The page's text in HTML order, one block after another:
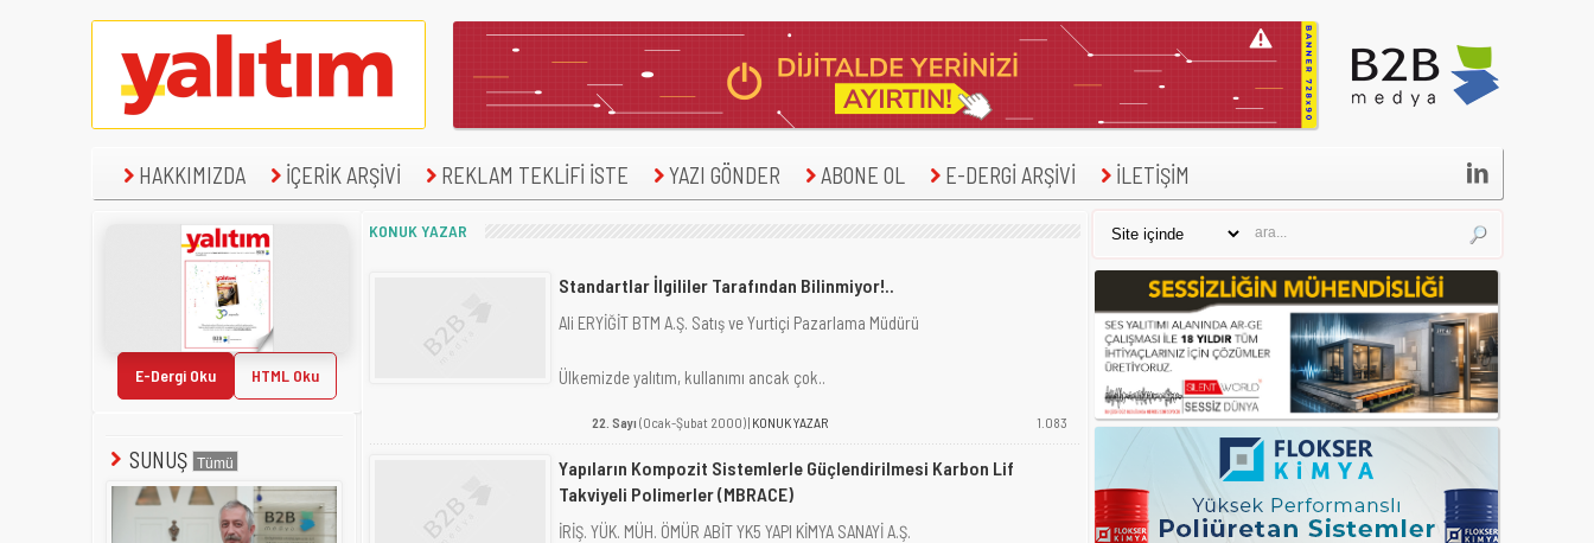
HAKKIMIZDA İÇERİK ARŞİVİ REKLAM TEKLİFİ İSTE YAZI GÖNDER ABONE OL E-DERGİ ARŞİVİ İLETİŞİM 
E-Dergi Oku HTML Oku
SUNUŞ
KONUK YAZAR
Standartlar İlgililer Tarafından Bilinmiyor!..
Ali ERYİĞİT BTM A.Ş. Satış ve Yurtiçi Pazarlama Müdürü
Ülkemizde yalıtım, kullanımı ancak çok..
22. Sayı (Ocak-Şubat 2000) | KONUK YAZAR 1.083
Yapıların Kompozit Sistemlerle Güçlendirilmesi Karbon Lif
Takviyeli Polimerler (MBRACE)
İRİŞ. YÜK. MÜH. ÖMÜR ABİT YK5 YAPI KİMYA SANAYİ A.Ş.